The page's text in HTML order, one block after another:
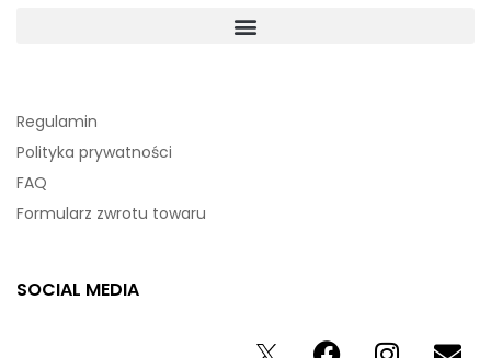
Regulamin
Polityka prywatności
FAQ
Formularz zwrotu towaru
SOCIAL MEDIA